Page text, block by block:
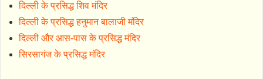
दिल्ली के प्रसिद्ध शिव मंदिर
दिल्ली के प्रसिद्ध हनुमान बालाजी मंदिर
दिल्ली और आस-पास के प्रसिद्ध मंदिर
सिरसागंज के प्रसिद्ध मंदिर